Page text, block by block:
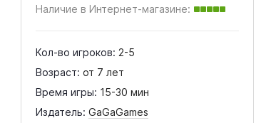
Наличие в Интернет-магазине:
Кол-во игроков: 2-5
Возраст: от 7 лет
Время игры: 15-30 мин
Издатель: GaGaGames